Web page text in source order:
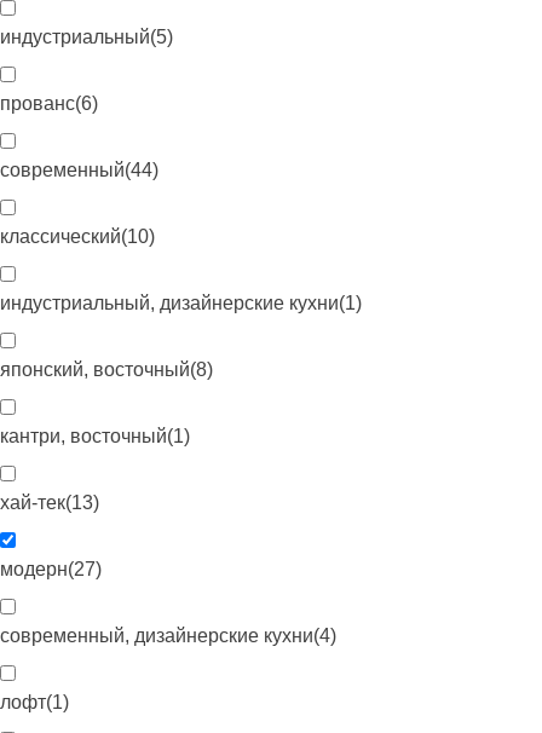
индустриальный(5)
прованс(6)
современный(44)
классический(10)
индустриальный, дизайнерские кухни(1)
японский, восточный(8)
кантри, восточный(1)
хай-тек(13)
модерн(27)
современный, дизайнерские кухни(4)
лофт(1)